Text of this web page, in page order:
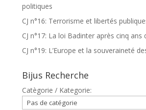
politiques
CJ n°16: Terrorisme et libertés
CJ n°17: La loi Badinter après cinq ans
CJ n°19: L’Europe et la souveraineté
Bijus Recherche
Catègorie / Kategorie: